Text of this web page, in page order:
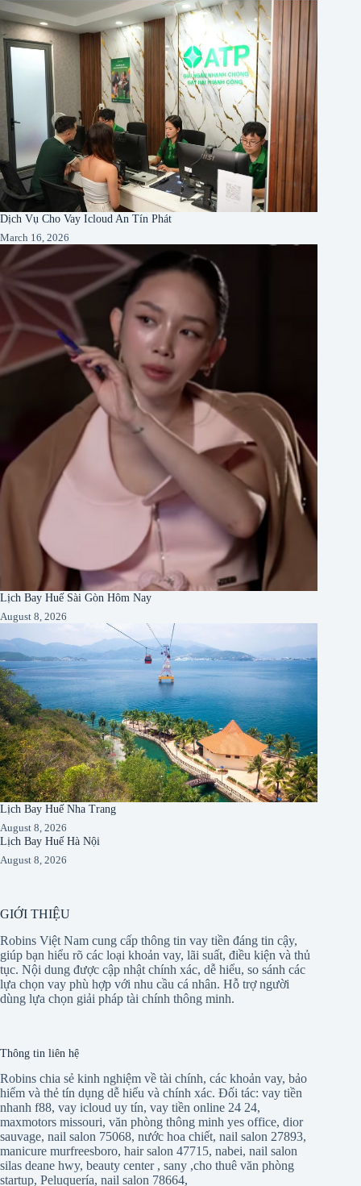
Dịch Vụ Cho Vay Icloud An Tín Phát
March 16, 2026
Lịch Bay Huế Sài Gòn Hôm Nay
August 8, 2026
Lịch Bay Huế Nha Trang
August 8, 2026
Lịch Bay Huế Hà Nội
August 8, 2026
GIỚI THIỆU
Robins Việt Nam cung cấp thông tin vay tiền đáng tin cậy,
giúp bạn hiểu rõ các loại khoản vay, lãi suất, điều kiện và thủ
tục. Nội dung được cập nhật chính xác, dễ hiểu, so sánh các
lựa chọn vay phù hợp với nhu cầu cá nhân. Hỗ trợ người
dùng lựa chọn giải pháp tài chính thông minh.
Thông tin liên hệ
Robins chia sẻ kinh nghiệm về tài chính, các khoản vay, bảo
hiểm và thẻ tín dụng dễ hiểu và chính xác. Đối tác: vay tiền
nhanh f88, vay icloud uy tín, vay tiền online 24 24,
maxmotors missouri, văn phòng thông minh yes office, dior
sauvage, nail salon 75068, nước hoa chiết, nail salon 27893,
manicure murfreesboro, hair salon 47715, nabei, nail salon
silas deane hwy, beauty center, sany ,cho thuê văn phòng
startup, Peluquería, nail salon 78664,